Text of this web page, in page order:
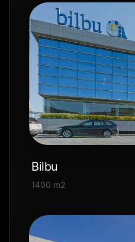
Bilbu
1400 m2